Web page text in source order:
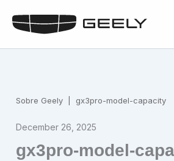
content
Sobre Geely| gx3pro-model-capacity
December 26, 2025
gx3pro-model-